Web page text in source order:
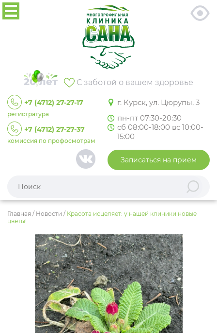
+7 (4712) 27-27-17
регистратура
+7 (4712) 27-27-37
комиссия по профосмотрам
г. Курск, ул. Цюрупы, 3
пн-пт 07:30-20:30
сб 08:00-18:00 вс 10:00-
15:00
Записаться на прием
20 лет С заботой о вашем здоровье
Главная / Новости / Красота исцеляет: у нашей клиники новые
цветы!